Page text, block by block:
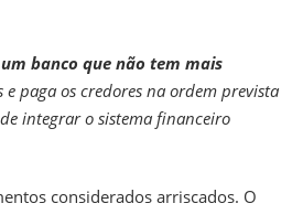
banco que não tem mais
paga os credores na ordem prevista
integrar o sistema financeiro
considerados arriscados. O